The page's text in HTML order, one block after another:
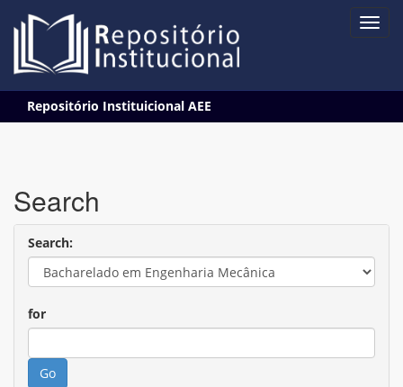
navigation
Repositório Instituicional AEE
Search
Search:
for